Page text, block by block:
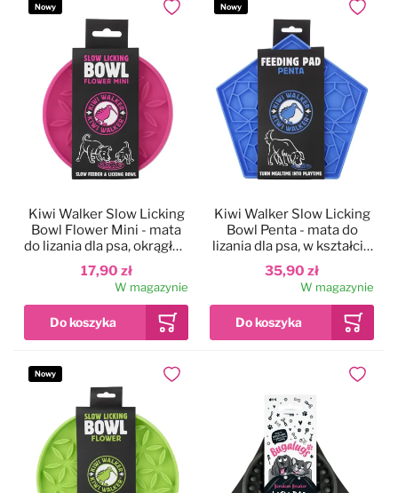
Nowy
17,90 zł
Kiwi Walker Slow Licking
Bowl Flower Mini - mata
do lizania dla psa, okrągła z
wypustkami w kształcie
kwiatków
W magazynie
Dodaj do ulubionych
Nowy
35,90 zł
Kiwi Walker Slow Licking
Bowl Penta - mata do
lizania dla psa, w kształcie
pięciokąta
W magazynie
Dodaj
Nowy
Dodaj do ulubionych Dodaj